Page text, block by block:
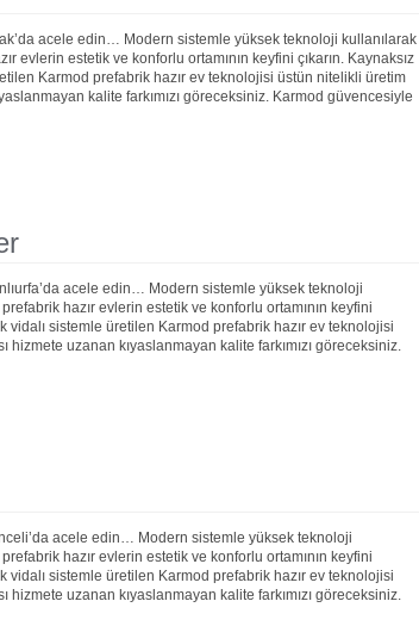
acele edin… Modern sistemle yüksek teknoloji kullanılarak
evlerin estetik ve konforlu ortamının keyfini çıkarın. Kaynaksız
Karmod prefabrik hazır ev teknolojisi üstün nitelikli üretim
kalite farkımızı göreceksiniz. Karmod güvencesiyle
acele edin… Modern sistemle yüksek teknoloji
hazır evlerin estetik ve konforlu ortamının keyfini
vidalı sistemle üretilen Karmod prefabrik hazır ev teknolojisi
uzanan kıyaslanmayan kalite farkımızı göreceksiniz.
acele edin… Modern sistemle yüksek teknoloji
hazır evlerin estetik ve konforlu ortamının keyfini
vidalı sistemle üretilen Karmod prefabrik hazır ev teknolojisi
uzanan kıyaslanmayan kalite farkımızı göreceksiniz.